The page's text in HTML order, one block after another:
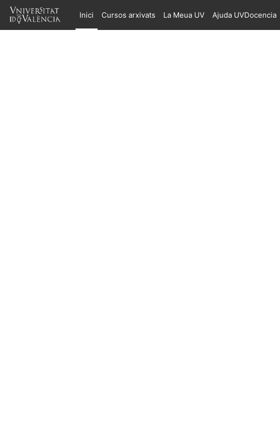
Ves al contingut principal
Inici
Cursos arxivats La Meua UV Ajuda UVDocencia